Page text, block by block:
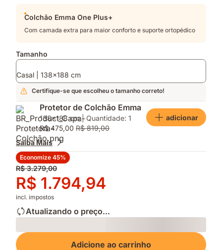
Colchão Emma One Plus+
Com camada extra para maior conforto e suporte ortopédico
Tamanho
Casal | 138x188 cm
Certifique-se que escolheu o tamanho correto!
Protetor de Colchão Emma
138x188 cm | Quantidade: 1
R$ 475,00 R$ 819,00
adicionar
Saiba Mais
Economize 45%
Preço
original
R$ 3.279,00
R$ 3.279,00
Preço
R$ 1.794,94
R$ 1.794,94
incl. impostos
Atualizando o preço...
Loading
Adicione ao carrinho